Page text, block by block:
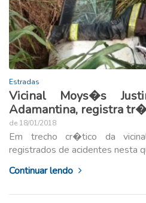
Estradas
Vicinal Moys�s
Adamantina, registra
de 18/01/2018
Em trecho cr�tico da
registrados de acidentes nesta
Continuar lendo